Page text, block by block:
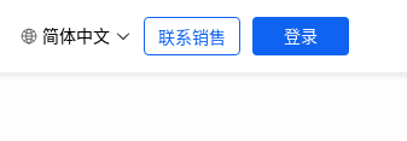
简体中文 联系销售 登录